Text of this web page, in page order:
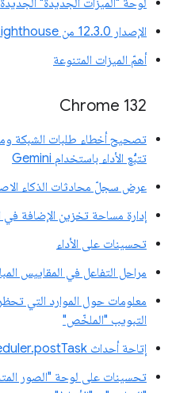
لوحة "الميزات الجديدة" الجديدة
الإصدار 12.3.0 من Lighthouse
أهمّ الميزات المتنوعة
Chrome 132
تصحيح أخطاء طلبات الشبكة
تتبُّع الأداء باستخدام Gemini
عرض سجلّ محادثات الذكاء
إدارة مساحة تخزين الإضافة
تحسينات على الأداء
مراحل التفاعل في المقاييس
معلومات حول الموارد التي
التبويب "الملخّص"
إتاحة أحداث scheduler.postTask وأسهم المنشئ
تحسينات على لوحة "الصور